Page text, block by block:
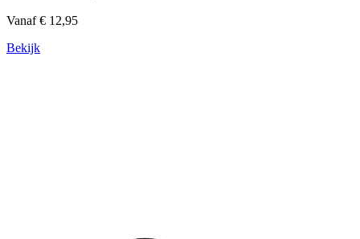
Vanaf € 12,95
Bekijk